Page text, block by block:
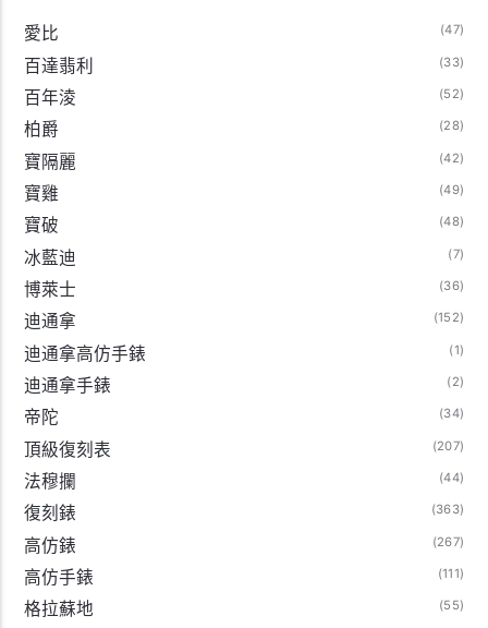
愛比 (47)
百達翡利 (33)
百年淩 (52)
柏爵 (28)
寶隔麗 (42)
寶雞 (49)
寶破 (48)
冰藍迪 (7)
博萊士 (36)
迪通拿 (152)
迪通拿高仿手錶 (1)
迪通拿手錶 (2)
帝陀 (34)
頂級復刻表 (207)
法穆攔 (44)
復刻錶 (363)
高仿錶 (267)
高仿手錶 (111)
格拉蘇地 (55)